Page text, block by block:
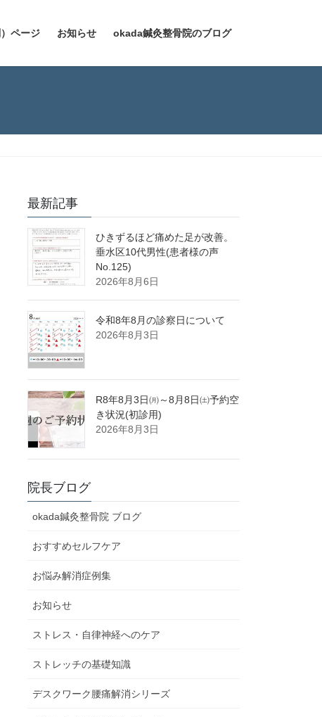
ページ お知らせ okada鍼灸整骨院のブログ
最新記事
ひきずるほど痛めた足が改善。
垂水区10代男性(患者様の声
No.125)
2026年8月6日
令和8年8月の診察日について
2026年8月3日
R8年8月3日㈪～8月8日㈯予約空
き状況(初診用)
2026年8月3日
院長ブログ
okada鍼灸整骨院 ブログ
おすすめセルフケア
お悩み解消症例集
お知らせ
ストレス・自律神経へのケア
ストレッチの基礎知識
デスクワーク腰痛解消シリーズ